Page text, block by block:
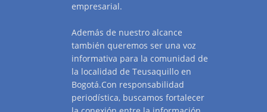
empresarial.
Además de nuestro alcance
también queremos ser una voz
informativa para la comunidad de
la localidad de Teusaquillo en
Bogotá.Con responsabilidad
periodística, buscamos fortalecer